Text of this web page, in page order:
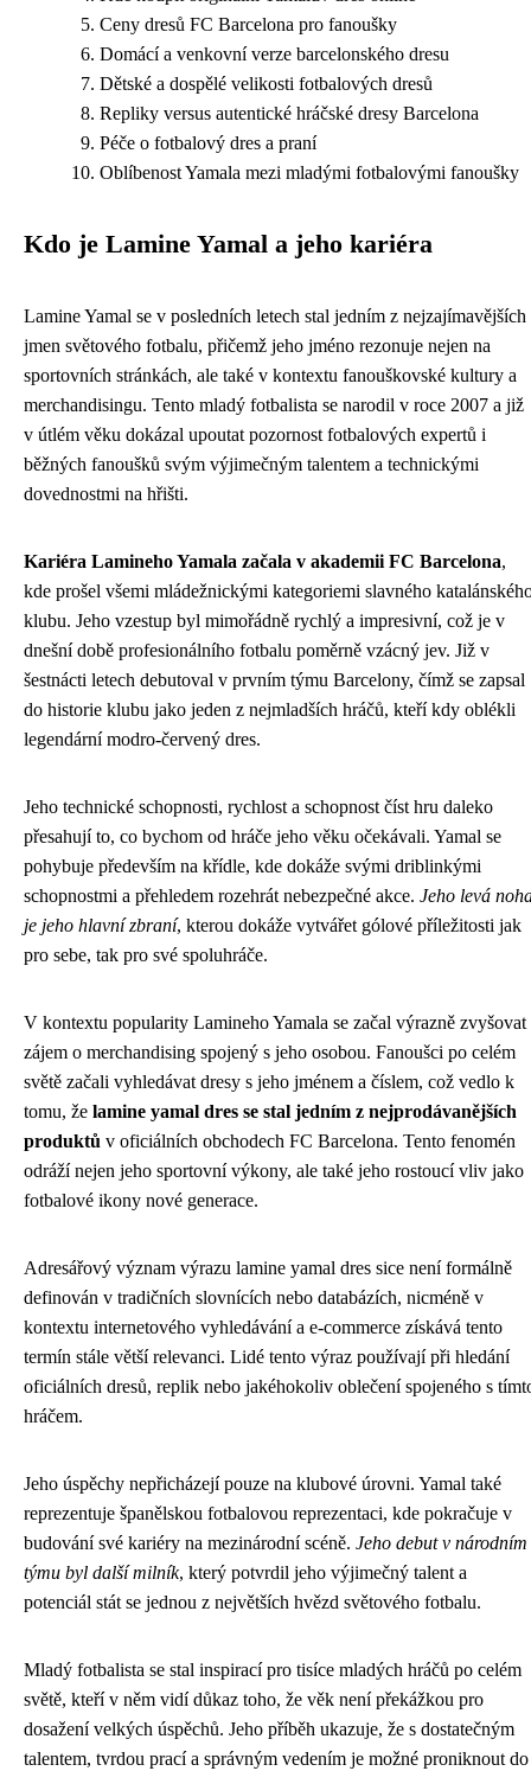
Ceny dresů FC Barcelona pro fanoušky
Domácí a venkovní verze barcelonského dresu
Dětské a dospělé velikosti fotbalových dresů
Repliky versus autentické hráčské dresy Barcelona
Péče o fotbalový dres a praní
Oblíbenost Yamala mezi mladými fotbalovými fanoušky
Kdo je Lamine Yamal a jeho kariéra
Lamine Yamal se v posledních letech stal jedním z nejzajímavějších
jmen světového fotbalu, přičemž jeho jméno rezonuje nejen na
sportovních stránkách, ale také v kontextu fanouškovské kultury a
merchandisingu. Tento mladý fotbalista se narodil v roce 2007 a již
v útlém věku dokázal upoutat pozornost fotbalových expertů i
běžných fanoušků svým výjimečným talentem a technickými
dovednostmi na hřišti.
Kariéra Lamineho Yamala začala v akademii FC Barcelona,
kde prošel všemi mládežnickými kategoriemi slavného
klubu. Jeho vzestup byl mimořádně rychlý a impresivní, což je v
dnešní době profesionálního fotbalu poměrně vzácný jev. Již v
šestnácti letech debutoval v prvním týmu Barcelony, čímž se zapsal
do historie klubu jako jeden z nejmladších hráčů, kteří kdy oblékli
legendární modro-červený dres.
Jeho technické schopnosti, rychlost a schopnost číst hru daleko
přesahují to, co bychom od hráče jeho věku očekávali. Yamal se
pohybuje především na křídle, kde dokáže svými driblinkými
schopnostmi a přehledem rozehrát nebezpečné akce. Jeho levá
je jeho hlavní zbraní, kterou dokáže vytvářet gólové příležitosti jak
pro sebe, tak pro své spoluhráče.
V kontextu popularity Lamineho Yamala se začal výrazně zvyšovat
zájem o merchandising spojený s jeho osobou. Fanoušci po celém
světě začali vyhledávat dresy s jeho jménem a číslem, což vedlo k
tomu, že lamine yamal dres se stal jedním z nejprodávanějších
produktů v oficiálních obchodech FC Barcelona. Tento fenomén
odráží nejen jeho sportovní výkony, ale také jeho rostoucí vliv jako
fotbalové ikony nové generace.
Adresářový význam výrazu lamine yamal dres sice není formálně
definován v tradičních slovnících nebo databázích, nicméně v
kontextu internetového vyhledávání a e-commerce získává tento
termín stále větší relevanci. Lidé tento výraz používají při hledání
oficiálních dresů, replik nebo jakéhokoliv oblečení spojeného s
hráčem.
Jeho úspěchy nepřicházejí pouze na klubové úrovni. Yamal také
reprezentuje španělskou fotbalovou reprezentaci, kde pokračuje v
budování své kariéry na mezinárodní scéně. Jeho debut v národním
týmu byl další milník, který potvrdil jeho výjimečný talent a
potenciál stát se jednou z největších hvězd světového fotbalu.
Mladý fotbalista se stal inspirací pro tisíce mladých hráčů po celém
světě, kteří v něm vidí důkaz toho, že věk není překážkou pro
dosažení velkých úspěchů. Jeho příběh ukazuje, že s dostatečným
talentem, tvrdou prací a správným vedením je možné proniknout do